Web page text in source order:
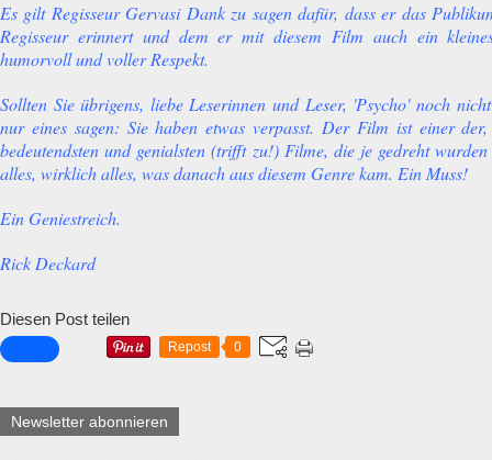
Es gilt Regisseur Gervasi Dank zu sagen dafür, dass er das
Regisseur erinnert und dem er mit diesem Film auch ein
humorvoll und voller Respekt.
Sollten Sie übrigens, liebe Leserinnen und Leser, 'Psycho' noch
nur eines sagen: Sie haben etwas verpasst. Der Film ist einer
bedeutendsten und genialsten (trifft zu!) Filme, die je gedreht
alles, wirklich alles, was danach aus diesem Genre kam. Ein Muss!
Ein Geniestreich.
Rick Deckard
Diesen Post teilen
Repost 0
Newsletter abonnieren